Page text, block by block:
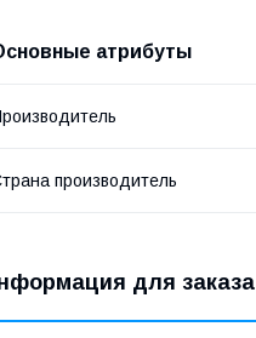
атрибуты
производитель
для заказа